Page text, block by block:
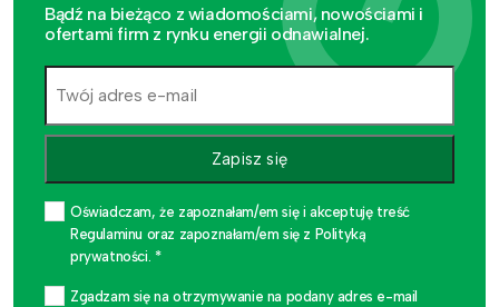
Bądź na bieżąco z wiadomościami, nowościami i
ofertami firm z rynku energii odnawialnej.
Zapisz się
Oświadczam, że zapoznałam/em się i akceptuję treść
Regulaminu oraz zapoznałam/em się z Polityką
prywatności. *
Zgadzam się na otrzymywanie na podany adres e-mail